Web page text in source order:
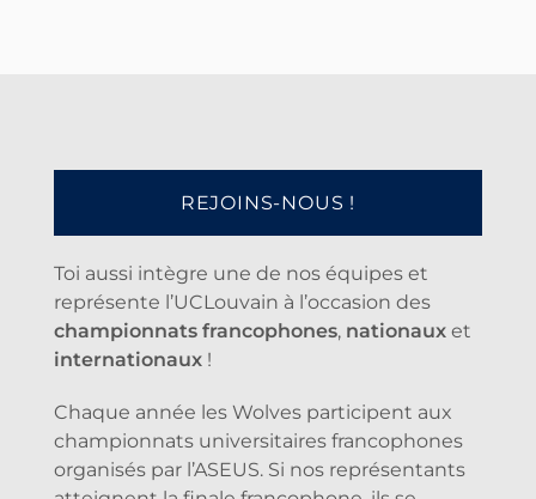
REJOINS-NOUS !
Toi aussi intègre une de nos équipes et
représente l’UCLouvain à l’occasion des
championnats francophones, nationaux et
internationaux !
Chaque année les Wolves participent aux
championnats universitaires francophones
organisés par l’ASEUS. Si nos représentants